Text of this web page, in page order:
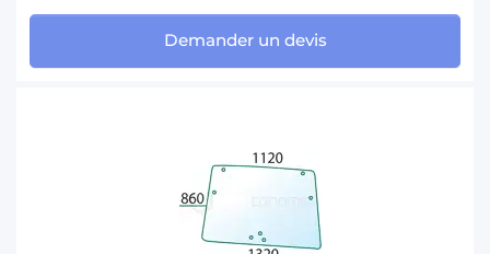
Demander un devis